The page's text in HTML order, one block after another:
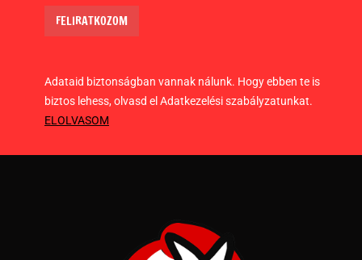
Adataid biztonságban vannak nálunk. Hogy ebben te is
biztos lehess, olvasd el Adatkezelési szabályzatunkat.
ELOLVASOM